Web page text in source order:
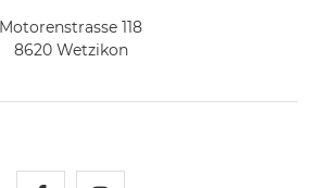
Motorenstrasse 118
8620 Wetzikon